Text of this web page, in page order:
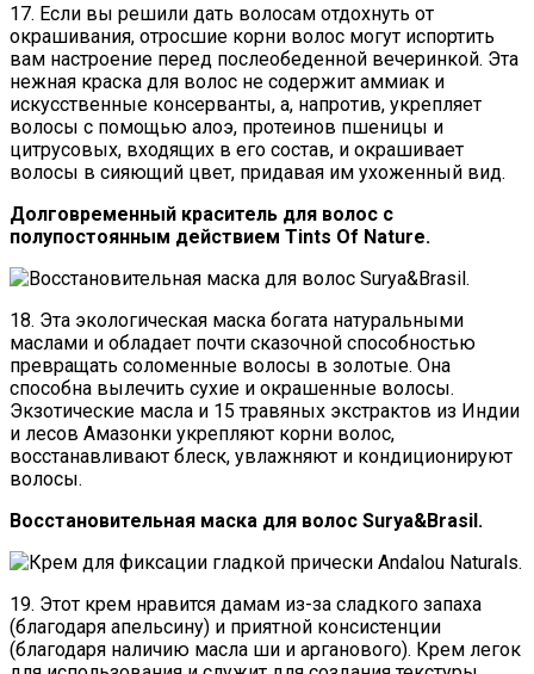
17. Если вы решили дать волосам отдохнуть от
окрашивания, отросшие корни волос могут испортить
вам настроение перед послеобеденной вечеринкой. Эта
нежная краска для волос не содержит аммиак и
искусственные консерванты, а, напротив, укрепляет
волосы с помощью алоэ, протеинов пшеницы и
цитрусовых, входящих в его состав, и окрашивает
волосы в сияющий цвет, придавая им ухоженный вид.
Долговременный краситель для волос с
полупостоянным действием Tints Of Nature.
18. Эта экологическая маска богата натуральными
маслами и обладает почти сказочной способностью
превращать соломенные волосы в золотые. Она
способна вылечить сухие и окрашенные волосы.
Экзотические масла и 15 травяных экстрактов из Индии
и лесов Амазонки укрепляют корни волос,
восстанавливают блеск, увлажняют и кондиционируют
волосы.
Восстановительная маска для волос Surya&Brasil.
19. Этот крем нравится дамам из-за сладкого запаха
(благодаря апельсину) и приятной консистенции
(благодаря наличию масла ши и арганового). Крем легок